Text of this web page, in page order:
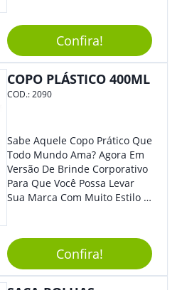
Confira!
COPO PLÁSTICO 400ML
COD.:2090
Sabe Aquele Copo Prático Que
Todo Mundo Ama? Agora Em
Versão De Brinde Corporativo
Para Que Você Possa Levar
Sua Marca Com Muito Estilo E
De Exposição.
Confira!